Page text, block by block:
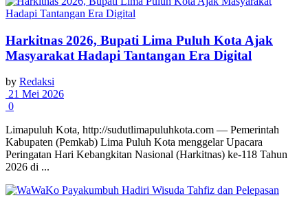
Harkitnas 2026, Bupati Lima Puluh Kota Ajak
Masyarakat Hadapi Tantangan Era Digital
by Redaksi
21 Mei 2026
0
Limapuluh Kota, http://sudutlimapuluhkota.com — Pemerintah
Kabupaten (Pemkab) Lima Puluh Kota menggelar Upacara
Peringatan Hari Kebangkitan Nasional (Harkitnas) ke-118 Tahun
2026 di ...